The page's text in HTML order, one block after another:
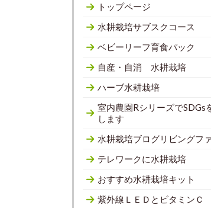
トップページ
水耕栽培サブスクコース
ベビーリーフ育食パック
自産・自消 水耕栽培
ハーブ水耕栽培
室内農園RシリーズでSDGs
します
水耕栽培ブログリビングフ
テレワークに水耕栽培
おすすめ水耕栽培キット
紫外線ＬＥＤとビタミンＣ